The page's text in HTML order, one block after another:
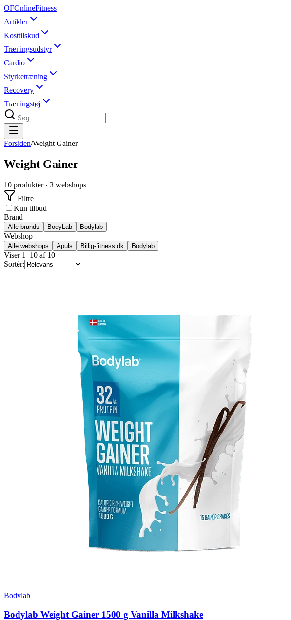
OFOnlineFitness
Artikler
Kosttilskud
Træningsudstyr
Cardio
Styrketræning
Recovery
Træningstøj
Forsiden/Weight Gainer
Weight Gainer
10 produkter · 3 webshops
Filtre
Kun tilbud
Brand
Alle brands BodyLab Bodylab
Webshop
Alle webshops Apuls Billig-fitness.dk Bodylab
Viser 1–10 af 10
Sortér:
Bodylab
Bodylab Weight Gainer 1500 g Vanilla Milkshake